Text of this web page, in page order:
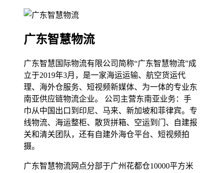
广东智慧物流
广东智慧国际物流有限公司简称“广东智慧物流”成
立于2019年3月，是一家海运运输、航空货运代
理、海外仓服务、短视频新媒体、为一体的专业东
南亚供应链物流企业。 公司主营东南亚业务：手
巾从中国出口到印尼、马来、新加坡和菲律宾。专
线物流、海运整柜、散货拼箱、空运到门、自建报
关和清关团队，还有自建外海仓平台、短视频拍
摄。
广东智慧物流网点分部于广州花都仓10000平方米